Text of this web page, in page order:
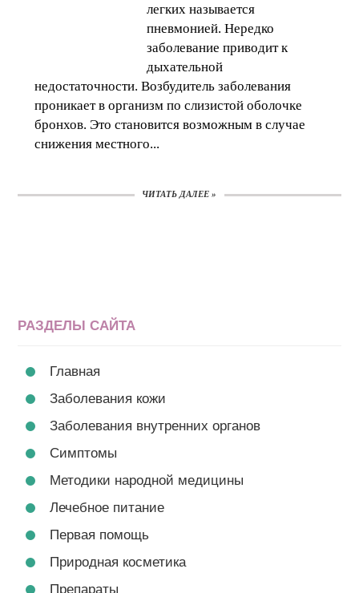
легких называется
пневмонией. Нередко
заболевание приводит к
дыхательной
недостаточности. Возбудитель заболевания
проникает в организм по слизистой оболочке
бронхов. Это становится возможным в случае
снижения местного...
ЧИТАТЬ ДАЛЕЕ »
РАЗДЕЛЫ САЙТА
Главная
Заболевания кожи
Заболевания внутренних органов
Симптомы
Методики народной медицины
Лечебное питание
Первая помощь
Природная косметика
Препараты